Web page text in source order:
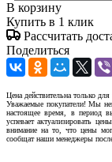
В корзину
Купить в 1 клик
Рассчитать
Поделиться
Цена действительна только
Уважаемые покупатели! Мы
настоящее время, в период
успевает актуализировать
внимание на то, что цены
сообщат наши менеджеры